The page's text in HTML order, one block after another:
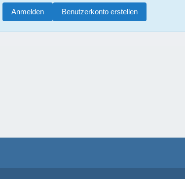
Benutzerkonto erstellen
Anmelden